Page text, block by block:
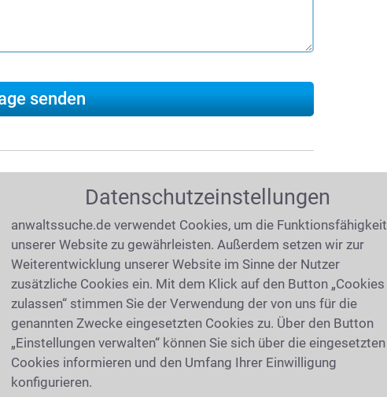
(7390 mal gelesen)
Ratgeber
und verlässliche Antworten auf Ihre
Zu allen wichtigen Themen wie
Sorgerecht ,Umgangsrecht , Unterhalt
finden Sie verständlich
bei einem Ehevertrag beachtet werden? Wie
Trennung? Wie werden Umgangsrechte
Datenschutzeinstellungen
anwaltssuche.de verwendet Cookies, um die Funktionsfähigkeit
unserer Website zu gewährleisten. Außerdem setzen wir zur
Weiterentwicklung unserer Website im Sinne der Nutzer
zusätzliche Cookies ein. Mit dem Klick auf den Button „Cookies
zulassen“ stimmen Sie der Verwendung der von uns für die
genannten Zwecke eingesetzten Cookies zu. Über den Button
„Einstellungen verwalten“ können Sie sich über die eingesetzten
Cookies informieren und den Umfang Ihrer Einwilligung
konfigurieren.